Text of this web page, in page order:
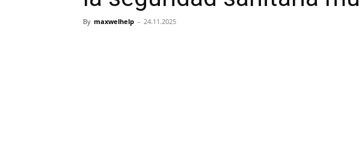
By maxwelhelp - 24.11.2025